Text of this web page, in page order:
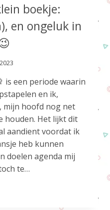
boekje:
en ongeluk in
is een periode waarin
en ik,
mijn hoofd nog net
houden. Het lijkt dit
aandient voordat ik
heb kunnen
doelen agenda mij
te…